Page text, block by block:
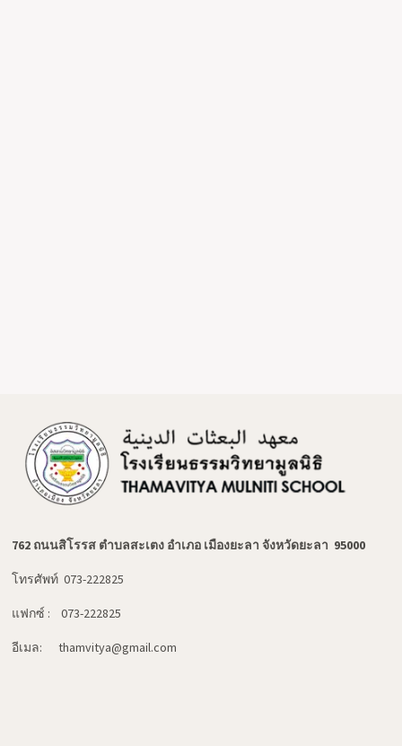
762 ถนนสิโรรส ตำบลสะเตง อำเภอ เมืองยะลา จังหวัดยะลา 95000
โทรศัพท์ 073-222825
แฟกซ์ : 073-222825
อีเมล: thamvitya@gmail.com